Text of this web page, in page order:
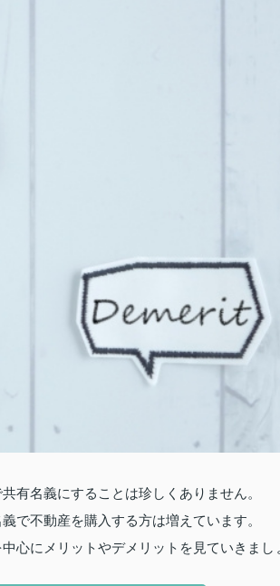
有名義にすることは珍しくありません。
で不動産を購入する方は増えています。
心にメリットやデメリットを見ていきまし